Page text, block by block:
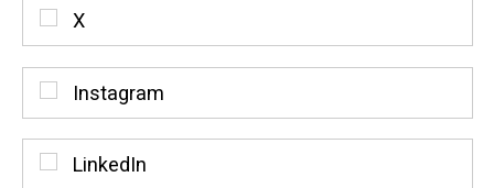
X
Instagram
LinkedIn